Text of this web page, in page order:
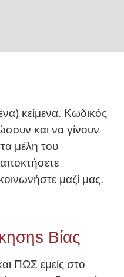
κείμενα. Κωδικός
και να γίνουν
μέλη του
μαζί μας.
Βίας
ΠΩΣ εμείς στο